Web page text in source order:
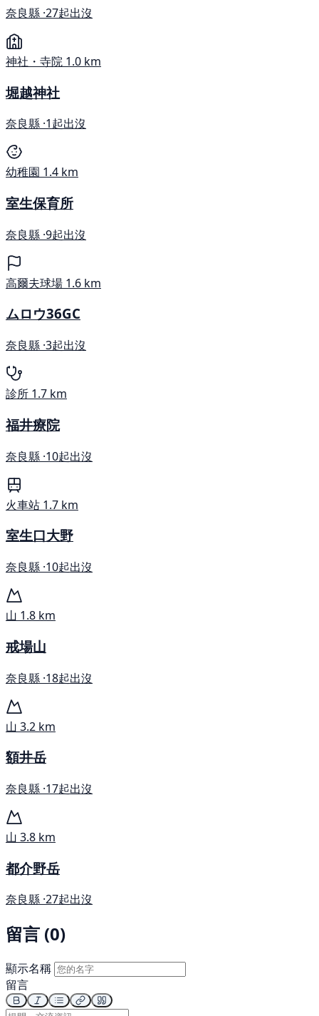
奈良縣 ·27起出沒
神社・寺院 1.0 km
堀越神社
奈良縣 ·1起出沒
幼稚園 1.4 km
室生保育所
奈良縣 ·9起出沒
高爾夫球場 1.6 km
ムロウ36GC
奈良縣 ·3起出沒
診所 1.7 km
福井療院
奈良縣 ·10起出沒
火車站 1.7 km
室生口大野
奈良縣 ·10起出沒
山 1.8 km
戒場山
奈良縣 ·18起出沒
山 3.2 km
額井岳
奈良縣 ·17起出沒
山 3.8 km
都介野岳
奈良縣 ·27起出沒
留言 (0)
顯示名稱
留言